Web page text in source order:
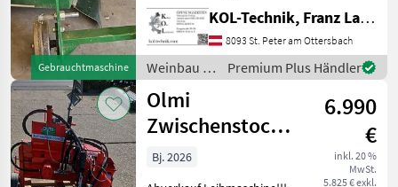
Gebrauchtmaschine
Funktion: Entfernt
Stockaustriebe und Gras in
einem Schritt - Schonende
Neigung: 15°-Neigung der
Nylonrolle schon
KOL-Technik, Franz Lampl-Küssner
8093 St. Peter am Ottersbach
Weinbau /
Olmi
Premium Plus Händler
Olmi
Zwischenstockfräse
einseitig
6.990
€
inkl. 20 %
MwSt.
5.825 € exkl.
Bj. 2026